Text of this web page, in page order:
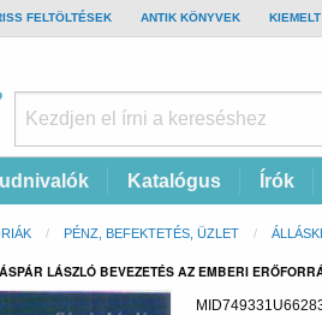
FELTÖLTÉSEK ANTIK KÖNYVEK
Katalógus Írók
PÉNZ, BEFEKTETÉS, ÜZLET
LÁSZLÓ BEVEZETÉS AZ EMBERI